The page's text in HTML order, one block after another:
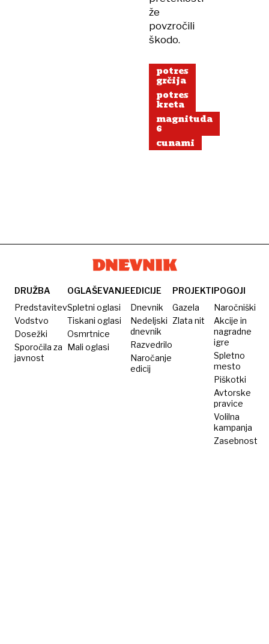
že
povzročili
škodo.
potres
grčija
potres
kreta
magnituda
6
cunami
DRUŽBA
Predstavitev
Vodstvo
Dosežki
Sporočila za
javnost
OGLAŠEVANJE
Spletni oglasi
Tiskani oglasi
Osmrtnice
Mali oglasi
EDICIJE
Dnevnik
Nedeljski
dnevnik
Razvedrilo
Naročanje
edicij
PROJEKTI
Gazela
Zlata nit
POGOJI
Naročniški
Akcije in
nagradne
igre
Spletno
mesto
Piškotki
Avtorske
pravice
Volilna
kampanja
Zasebnost